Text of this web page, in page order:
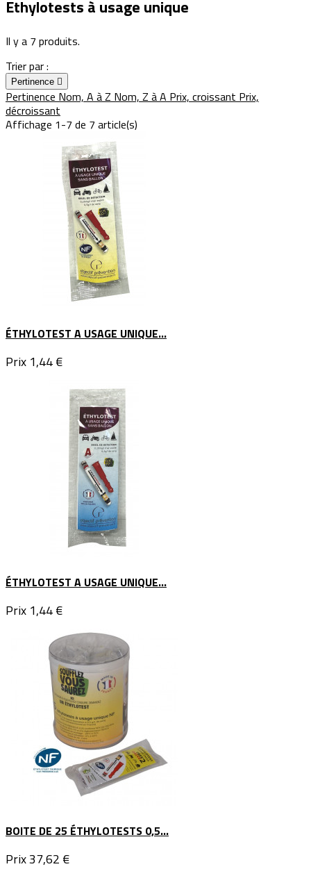
Ethylotests à usage unique
Il y a 7 produits.
Trier par :
Pertinence 
Pertinence Nom, A à Z Nom, Z à A Prix, croissant Prix,
décroissant
Affichage 1-7 de 7 article(s)
ÉTHYLOTEST A USAGE UNIQUE...
Prix 1,44 €
ÉTHYLOTEST A USAGE UNIQUE...
Prix 1,44 €
BOITE DE 25 ÉTHYLOTESTS 0,5...
Prix37,62 €